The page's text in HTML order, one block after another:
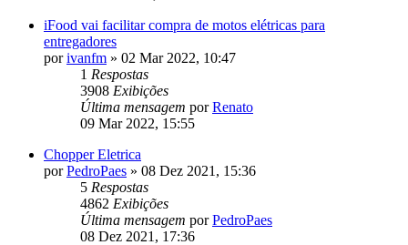
iFood vai facilitar compra de motos elétricas para
entregadores
porivanfm » 02 Mar 2022, 10:47
1 Respostas
3908 Exibições
Última mensagem porRenato
09 Mar 2022, 15:55
Chopper Eletrica
porPedroPaes » 08 Dez 2021, 15:36
5 Respostas
4862 Exibições
Última mensagem porPedroPaes
08 Dez 2021, 17:36